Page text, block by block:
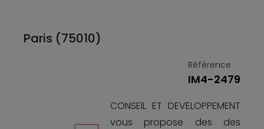
Paris (75010)
Référence
IM4-2479
CONSEIL ET DEVELOPPEMENT
vous propose des des